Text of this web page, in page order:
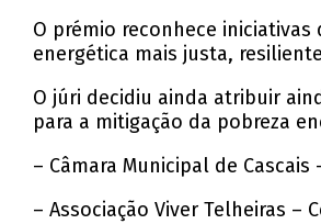
O prémio reconhece
energética mais justa,
O júri decidiu ainda atribuir
para a mitigação da pobreza
– Câmara Municipal de
– Associação Viver Telheiras